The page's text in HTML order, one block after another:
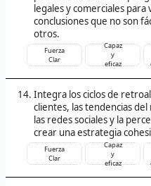
legales y comerciales
conclusiones que no son
otros.
Fuerza
Clar
Capaz
y
eficaz
Integra los ciclos de
clientes, las tendencias
las redes sociales y la
crear una estrategia
Fuerza
Clar
Capaz
y
eficaz